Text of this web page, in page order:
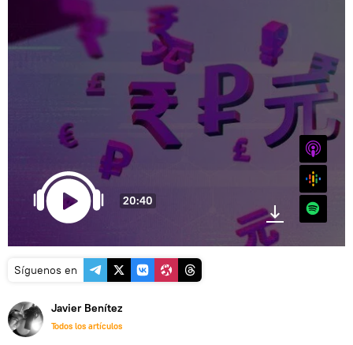
20:40
iTunes
Spotify
Síguenos en
Javier Benítez
Todos los artículos